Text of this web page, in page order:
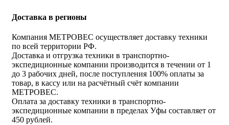
Доставка в регионы
Компания МЕТРОВЕС осуществляет доставку техники
по всей территории РФ.
Доставка и отгрузка техники в транспортно-
экспедиционные компании производится в течении от 1
до 3 рабочих дней, после поступления 100% оплаты за
товар, в кассу или на расчётный счёт компании
МЕТРОВЕС.
Оплата за доставку техники в транспортно-
экспедиционные компании в пределах Уфы составляет от
450 рублей.